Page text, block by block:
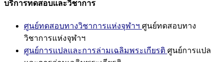
บริการทดสอบและวิชาการ
ศูนย์ทดสอบทางวิชาการแห่งจุฬาฯ ศูนย์ทดสอบทาง
วิชาการแห่งจุฬาฯ
ศูนย์การแปลและการล่ามเฉลิมพระเกียรติ ศูนย์การแปล